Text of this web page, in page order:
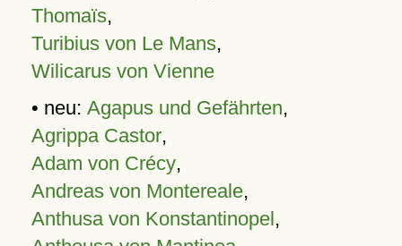
Thomaïs,
Turibius von Le Mans,
Wilicarus von Vienne
• neu: Agapus und Gefährten,
Agrippa Castor,
Adam von Crécy,
Andreas von Montereale,
Anthusa von Konstantinopel,